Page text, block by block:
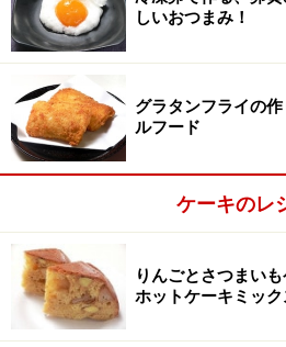
3
泡立て器で粉っぽさがなくな
泡立て器で、初めに液体類を混
ようにして混ぜる。
しいおつまみ！
グラタンフライの
ルフード
ケーキのレ
りんごとさつまい
ホットケーキミッ